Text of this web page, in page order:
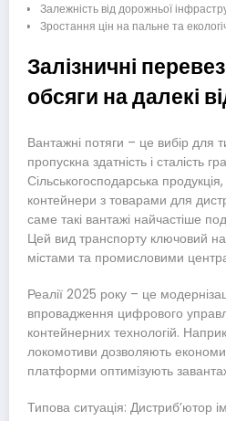
Залежність від дорожньої
Зростання цін на пальне та
Залізничні
обсяги на далекі
Вантажні потяги – це вибір для
пропускна здатність і сталість
Сільськогосподарська
контейнери з товарами для
саме такі вантажі найчастіше
Цей вид транспорту ключовий
містами та промисловими
Реалії 2025 року – це
впровадження цифрового
контейнерних технологій.
локомотиви дозволяють
платформи оптимізують
Типова ситуація: Дистриб’ютор